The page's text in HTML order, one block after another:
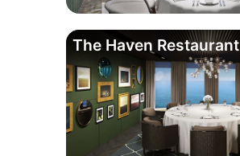
The Haven Restaurant